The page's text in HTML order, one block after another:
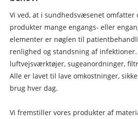
Vi ved, at i sundhedsvæsenet omfatter
produkter mange engangs- eller
elementer er nøglen til
renlighed og standsning af
luftvejsværktøjer, sugeanordninger,
Alle er lavet til lave omkostninger,
brug hver dag.
Vi fremstiller vores produkter af